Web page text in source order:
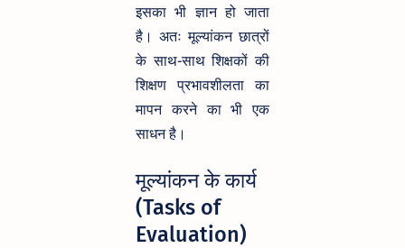
इसका भी ज्ञान हो जाता
है। अतः मूल्यांकन छात्रों
के साथ-साथ शिक्षकों की
शिक्षण प्रभावशीलता का
मापन करने का भी एक
साधन है।
मूल्यांकन के कार्य
(Tasks of
Evaluation)